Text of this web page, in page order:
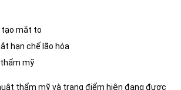
tạo mắt to
hạn chế lão hóa
mỹ
thẩm mỹ và trang điểm hiện đang được